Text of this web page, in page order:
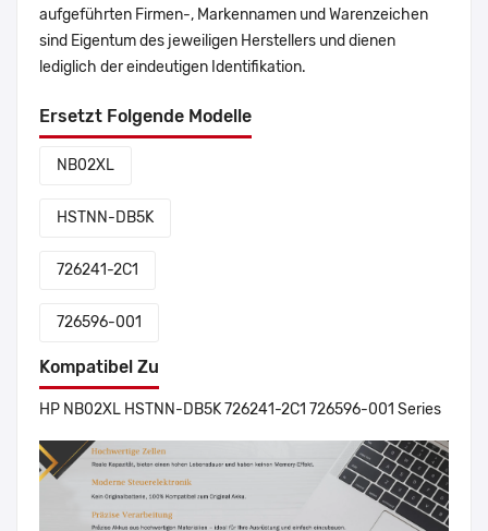
aufgeführten Firmen-, Markennamen und Warenzeichen
sind Eigentum des jeweiligen Herstellers und dienen
lediglich der eindeutigen Identifikation.
Ersetzt Folgende Modelle
NB02XL
HSTNN-DB5K
726241-2C1
726596-001
Kompatibel Zu
HP NB02XL HSTNN-DB5K 726241-2C1 726596-001 Series